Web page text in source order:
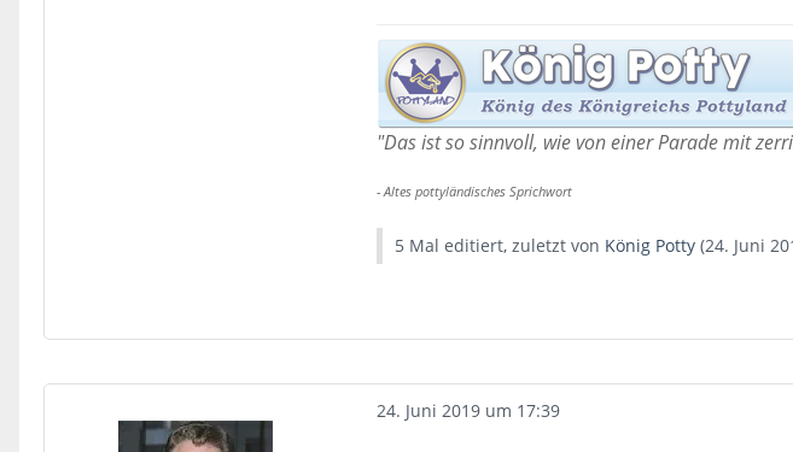
"Das ist so sinnvoll, wie von einer Parade mit
- Altes pottyländisches Sprichwort
5 Mal editiert, zuletzt von König Potty (24. Juni
24. Juni 2019 um 17:39